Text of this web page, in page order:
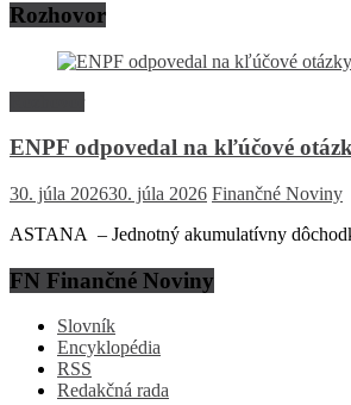
Rozhovor
ENPF odpovedal na kľúčové
30. júla 202630. júla 2026 Finančné Noviny
ASTANA – Jednotný akumulatívny
FN Finančné Noviny
Slovník
Encyklopédia
RSS
Redakčná rada